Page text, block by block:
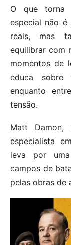
O que torna
especial não é
reais, mas
equilibrar com
momentos de
educa sobre
enquanto
tensão.
Matt
especialista
leva por
campos de
pelas obras de